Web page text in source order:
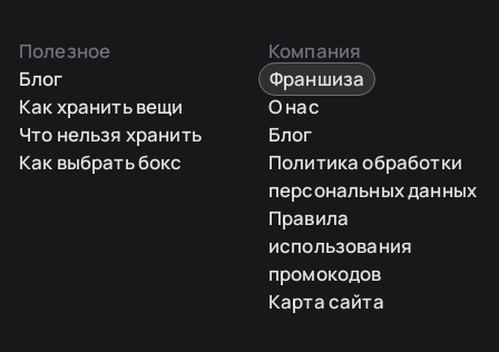
Полезное
Блог
Как хранить вещи
Что нельзя хранить
Как выбрать бокс
Компания
Франшиза
О нас
Блог
Политика обработки
персональных данных
Правила
использования
промокодов
Карта сайта